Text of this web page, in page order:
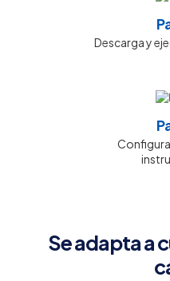
Descarga y
Se adapta a